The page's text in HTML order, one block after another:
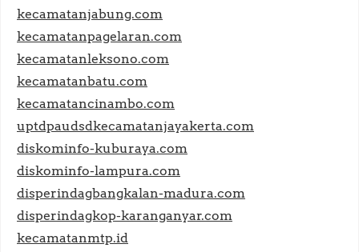
kecamatanjabung.com
kecamatanpagelaran.com
kecamatanleksono.com
kecamatanbatu.com
kecamatancinambo.com
uptdpaudsdkecamatanjayakerta.com
diskominfo-kuburaya.com
diskominfo-lampura.com
disperindagbangkalan-madura.com
disperindagkop-karanganyar.com
kecamatanmtp.id